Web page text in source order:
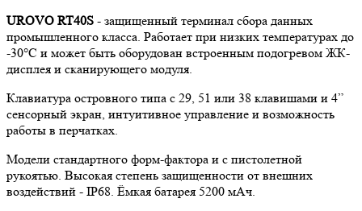
UROVO RT40S - защищенный терминал сбора данных
промышленного класса. Работает при низких температурах до
-30°C и может быть оборудован встроенным подогревом ЖК-
дисплея и сканирующего модуля.
Клавиатура островного типа с 29, 51 или 38 клавишами и 4”
сенсорный экран, интуитивное управление и возможность
работы в перчатках.
Модели стандартного форм-фактора и с пистолетной
рукоятью. Высокая степень защищенности от внешних
воздействий - IP68. Ёмкая батарея 5200 мАч.